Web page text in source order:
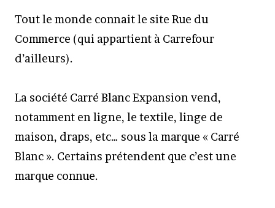
Tout le monde connait le site Rue du
Commerce (qui appartient à Carrefour
d’ailleurs).
La société Carré Blanc Expansion vend,
notamment en ligne, le textile, linge de
maison, draps, etc… sous la marque « Carré
Blanc ». Certains prétendent que c’est une
marque connue.